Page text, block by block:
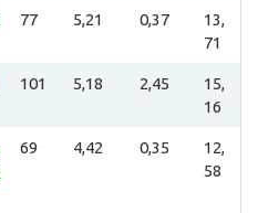
77 5,21 0,37
13,
71
101 5,18 2,45
15,
16
69 4,42 0,35
12,
58